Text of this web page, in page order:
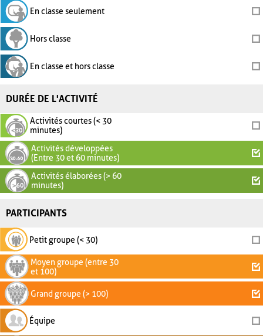
En classe seulement
Hors classe
En classe et hors classe
DURÉE DE L'ACTIVITÉ
Activités courtes (< 30
minutes)
Activités développées
(Entre 30 et 60 minutes)
Activités élaborées (> 60
minutes)
PARTICIPANTS
Petit groupe (< 30)
Moyen groupe (entre 30
et 100)
Grand groupe (> 100)
Équipe